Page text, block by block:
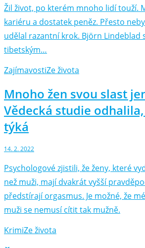
Žil život, po kterém mnoho lidí touží.
kariéru a dostatek peněz. Přesto
udělal razantní krok. Björn Lindeblad
tibetským…
ZajímavostiZe života
Mnoho žen svou slast
Vědecká studie
týká
14. 2. 2022
Psychologové zjistili, že ženy, které
než muži, mají dvakrát vyšší
předstírají orgasmus. Je možné, že
muži se nemusí cítit tak mužně.
KrimiZe života